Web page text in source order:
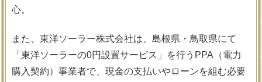
心。
また、東洋ソーラー株式会社は、島根県・鳥取県にて
「東洋ソーラーの0円設置サービス」を行うPPA（電力
購入契約）事業者で、現金の支払いやローンを組む必要